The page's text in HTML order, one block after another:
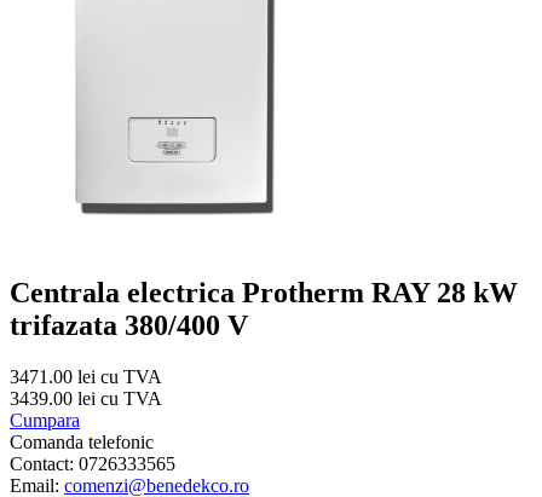
Centrala electrica Protherm RAY 28 kW
trifazata 380/400 V
3471.00 lei cu TVA
3439.00 lei cu TVA
Cumpara
Comanda telefonic
Contact: 0726333565
Email: comenzi@benedekco.ro